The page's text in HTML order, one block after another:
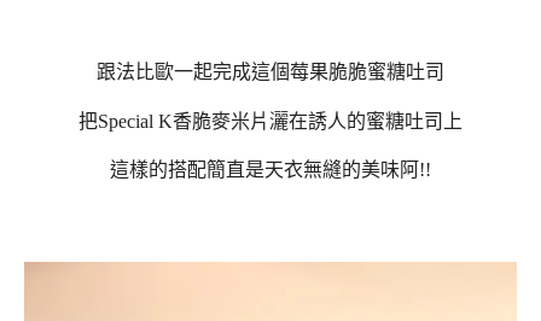
跟法比歐一起完成這個莓果脆脆蜜糖吐司
把Special K香脆麥米片灑在誘人的蜜糖吐司上
這樣的搭配簡直是天衣無縫的美味阿!!